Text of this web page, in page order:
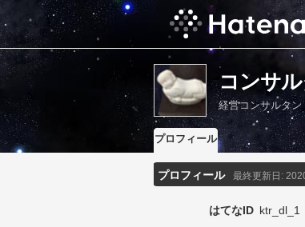
コンサ
経営コンサルタン
プロフィール
プロフィール 最終更新日:
はてなID ktr_dl_1